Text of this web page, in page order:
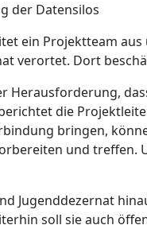
der Datensilos
ein Projektteam
verortet. Dort
Herausforderung,
die
bringen,
und treffen.
Jugenddezernat
soll sie auch